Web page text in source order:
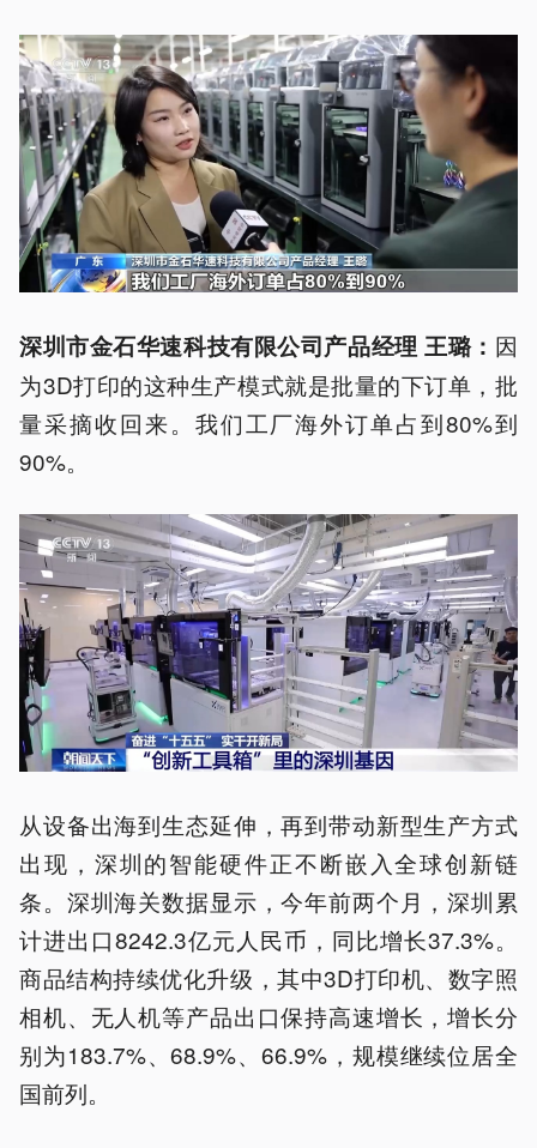
深圳市金石华速科技有限公司产品经理 王璐： 因
为3D打印的这种生产模式就是批量的下订单，批
量采摘收回来。我们工厂海外订单占到80%到
90%。
从设备出海到生态延伸，再到带动新型生产方式
出现，深圳的智能硬件正不断嵌入全球创新链
条。深圳海关数据显示，今年前两个月，深圳累
计进出口8242.3亿元人民币，同比增长37.3%。
商品结构持续优化升级，其中3D打印机、数字照
相机、无人机等产品出口保持高速增长，增长分
别为183.7%、68.9%、66.9%，规模继续位居全
国前列。